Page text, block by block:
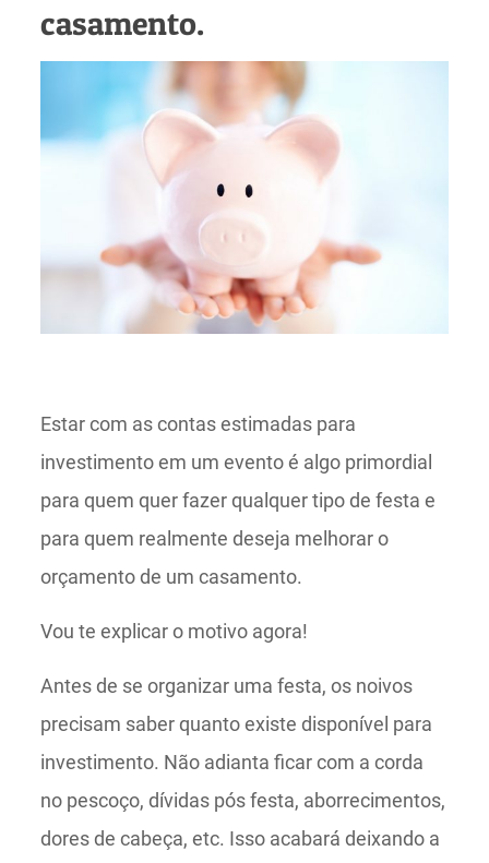
casamento.
Estar com as contas estimadas para
investimento em um evento é algo primordial
para quem quer fazer qualquer tipo de festa e
para quem realmente deseja melhorar o
orçamento de um casamento.
Vou te explicar o motivo agora!
Antes de se organizar uma festa, os noivos
precisam saber quanto existe disponível para
investimento. Não adianta ficar com a corda
no pescoço, dívidas pós festa, aborrecimentos,
dores de cabeça, etc. Isso acabará deixando a